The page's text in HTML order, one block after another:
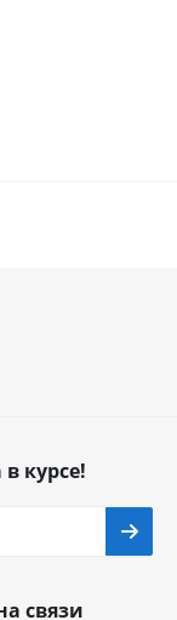
в курсе!
связи